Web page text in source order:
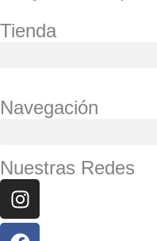
Tienda
Navegación
Nuestras Redes
Instagram
Facebook
Youtube